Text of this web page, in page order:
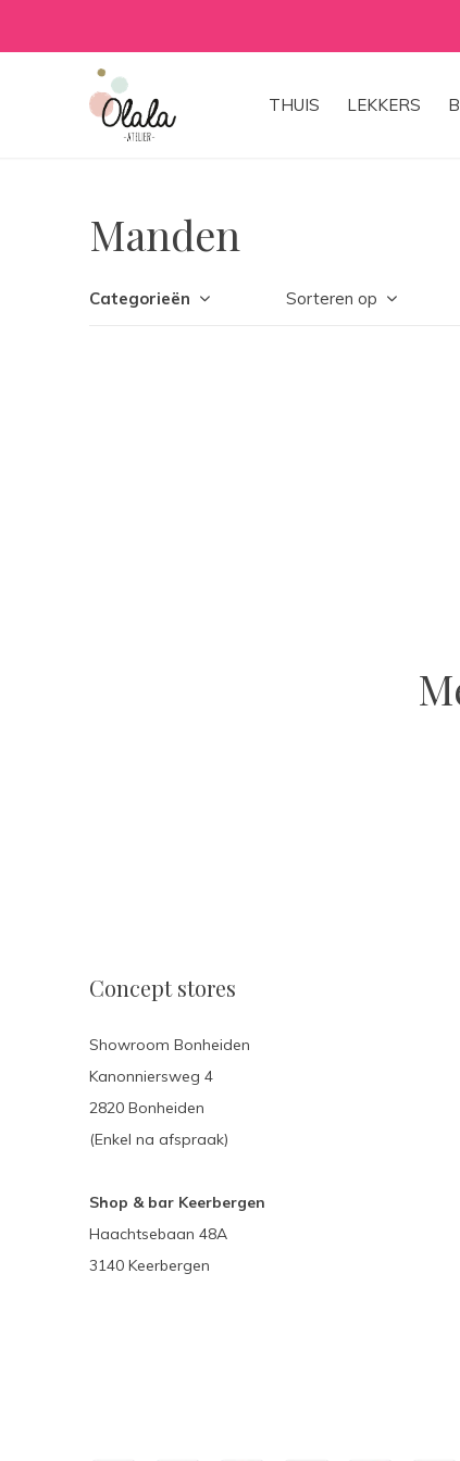
THUIS LEKKERS
Manden
Categorieën Sorteren op
Concept stores
Showroom Bonheiden
Kanonniersweg 4
2820 Bonheiden
(Enkel na afspraak)
Shop & bar Keerbergen
Haachtsebaan 48A
3140 Keerbergen